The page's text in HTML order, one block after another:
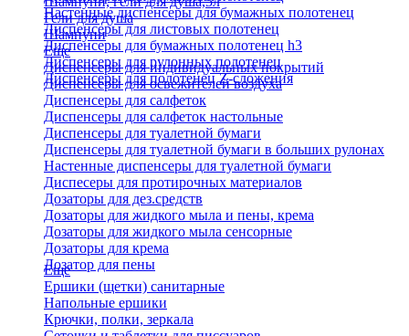
Гели для душа
Шампуни
Настенные диспенсеры для бумажных полотенец
Диспенсеры для листовых полотенец
Диспенсеры для бумажных полотенец h3
Диспенсеры для рулонных полотенец
Диспенсеры для полотенец Z-сложения
Еще
Диспенсеры для индивидуальных покрытий
Диспенсеры для освежителей воздуха
Диспенсеры для салфеток
Диспенсеры для салфеток настольные
Диспенсеры для туалетной бумаги
Диспенсеры для туалетной бумаги в больших рулонах
Настенные диспенсеры для туалетной бумаги
Диспесеры для протирочных материалов
Дозаторы для дез.средств
Дозаторы для жидкого мыла и пены, крема
Дозаторы для жидкого мыла сенсорные
Дозаторы для крема
Дозатор для пены
Еще
Ершики (щетки) санитарные
Напольные ершики
Крючки, полки, зеркала